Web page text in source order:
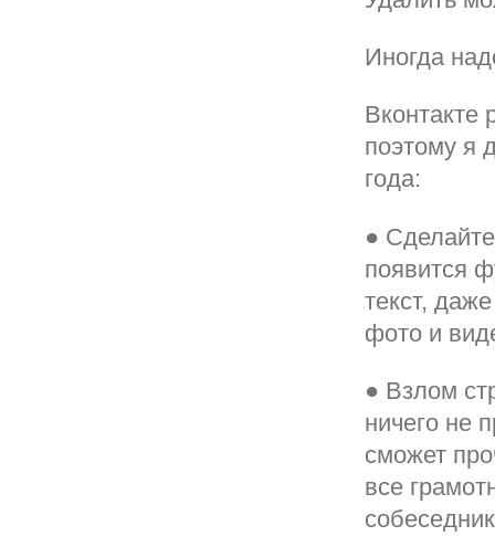
Иногда
Вконтакте
поэтому я
года:
●
появится
текст,
фото и
● Взлом
ничего не
сможет
все